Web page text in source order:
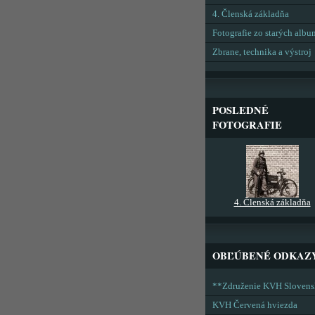
4. Členská základňa
Fotografie zo starých
Zbrane, technika a výstroj
POSLEDNÉ
FOTOGRAFIE
4. Členská základňa
OBĽÚBENÉ
**Združenie KVH
KVH Červená hviezda